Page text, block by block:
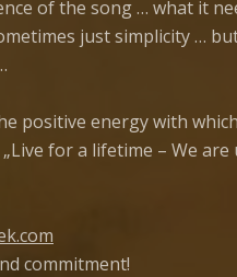
of the song … what it
just simplicity …
positive energy with
for a lifetime – We are
commitment!